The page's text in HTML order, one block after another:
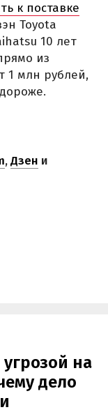
к поставке
Toyota
10 лет
из
1 млн рублей,
,Дзен и
на
дело